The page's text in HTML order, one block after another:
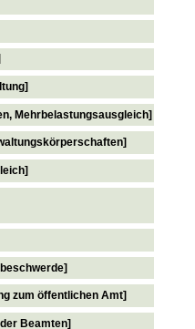
Mehrbelastungsausgleich]
zum öffentlichen Amt]
Beamten]